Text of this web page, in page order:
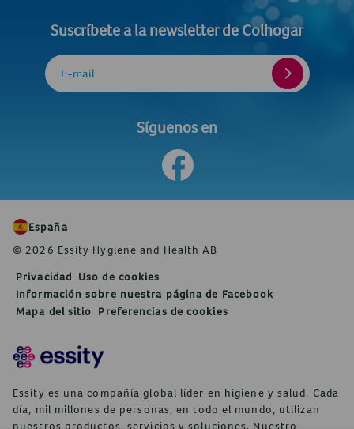
Suscríbete a la newsletter de Colhogar
E-mail
Síguenos en
España
© 2026 Essity Hygiene and Health AB
Privacidad Uso de cookies
Información sobre nuestra página de Facebook
Mapa del sitio Preferencias de cookies
Essity es una compañía global líder en higiene y salud. Cada
día, mil millones de personas, en todo el mundo, utilizan
nuestros productos, servicios y soluciones. Nuestro